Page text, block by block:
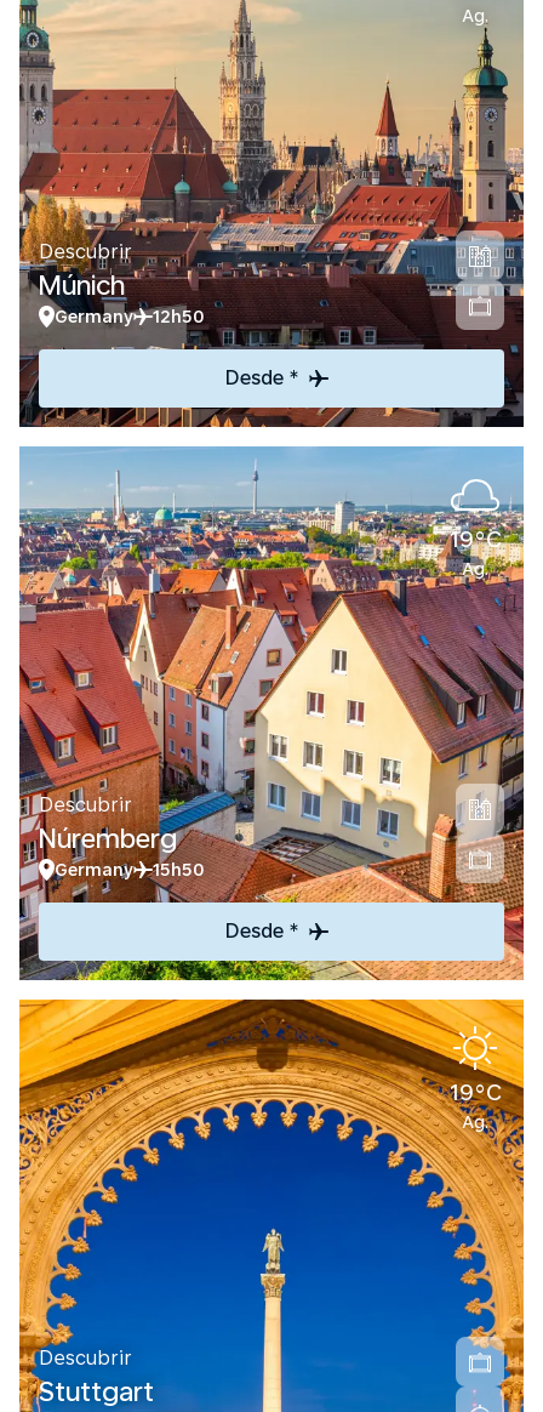
Ag.
Descubrir
Múnich
Germany 12h50
Desde *
19°C
Ag.
Descubrir
Núremberg
Germany 15h50
Desde *
19°C
Ag.
Descubrir
Stuttgart